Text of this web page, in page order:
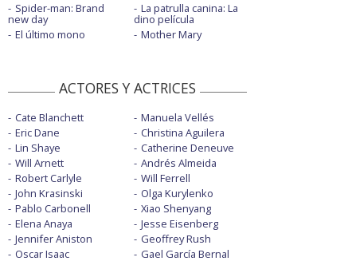
Spider-man: Brand
new day
El último mono
La patrulla canina: La
dino película
Mother Mary
ACTORES Y ACTRICES
Cate Blanchett
Eric Dane
Lin Shaye
Will Arnett
Robert Carlyle
John Krasinski
Pablo Carbonell
Elena Anaya
Jennifer Aniston
Oscar Isaac
Manuela Vellés
Christina Aguilera
Catherine Deneuve
Andrés Almeida
Will Ferrell
Olga Kurylenko
Xiao Shenyang
Jesse Eisenberg
Geoffrey Rush
Gael García Bernal